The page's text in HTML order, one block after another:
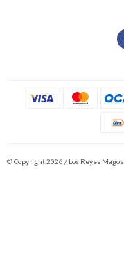
© Copyright 2026 / Los Reyes Magos